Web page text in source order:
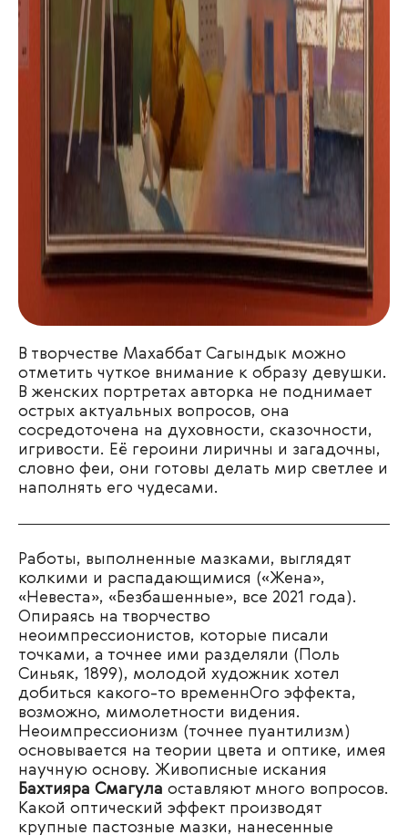
В творчестве Махаббат Сагындык можно
отметить чуткое внимание к образу девушки.
В женских портретах авторка не поднимает
острых актуальных вопросов, она
сосредоточена на духовности, сказочности,
игривости. Её героини лиричны и загадочны,
словно феи, они готовы делать мир светлее и
наполнять его чудесами.
Работы, выполненные мазками, выглядят
колкими и распадающимися («Жена»,
«Невеста», «Безбашенные», все 2021 года).
Опираясь на творчество
неоимпрессионистов, которые писали
точками, а точнее ими разделяли (Поль
Синьяк, 1899), молодой художник хотел
добиться какого-то временнОго эффекта,
возможно, мимолетности видения.
Неоимпрессионизм (точнее пуантилизм)
основывается на теории цвета и оптике, имея
научную основу. Живописные искания
Бахтияра Смагула оставляют много вопросов.
Какой оптический эффект производят
крупные пастозные мазки, нанесенные